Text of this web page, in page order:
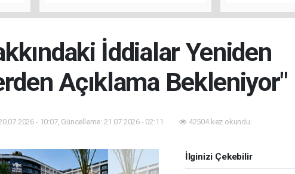
İddialar Yeniden
Açıklama Bekleniyor"
- 10:07, Güncelleme: 21.07.2026 - 02:11 42504 kez okundu.
İlginizi Çekebilir